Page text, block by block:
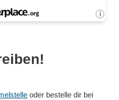
oder bestelle dir bei